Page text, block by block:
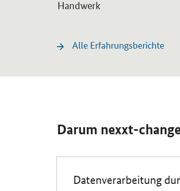
Handwerk
Alle Erfahrungsberichte
Darum nexxt-
Datenverarbeitung